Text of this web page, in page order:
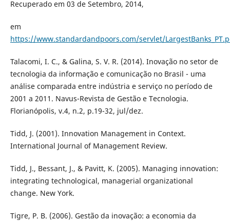
Recuperado em 03 de Setembro, 2014,
em
https://www.standardandpoors.com/servlet/
Talacomi, I. C., & Galina, S. V. R. (2014). Inovação no setor de
tecnologia da informação e comunicação no Brasil - uma
análise comparada entre indústria e serviço no período de
2001 a 2011. Navus-Revista de Gestão e Tecnologia.
Florianópolis, v.4, n.2, p.19-32, jul/dez.
Tidd, J. (2001). Innovation Management in Context.
International Journal of Management Review.
Tidd, J., Bessant, J., & Pavitt, K. (2005). Managing innovation:
integrating technological, managerial organizational
change. New York.
Tigre, P. B. (2006). Gestão da inovação: a economia da